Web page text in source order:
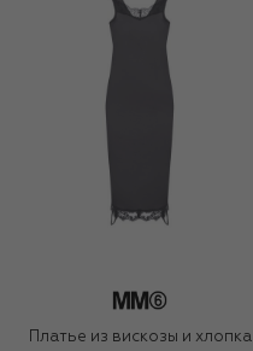
Платье из вискозы и хлопка